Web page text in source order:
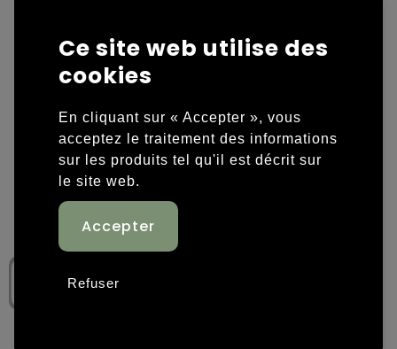
Housses et sacoches ordinateurs portables
Overige tassen
Sacs en papier
Sacs promotionnels
Sacs de voyage
Sacs à dos
Sacs porté épaule
Overige kleding
Polos
Sweaters personnalisés
T-shirts personnalisés
Vestes personnalisées
Chaussures personnalisées
Ce site web utilise des
cookies
En cliquant sur « Accepter », vous
acceptez le traitement des informations
sur les produits tel qu'il est décrit sur
le site web.
Refuser